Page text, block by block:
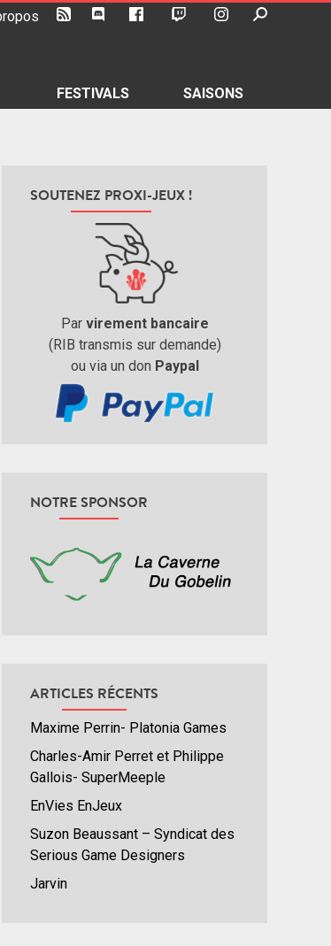
FESTIVALS SAISONS
SOUTENEZ PROXI-JEUX !
Par virement bancaire
(RIB transmis sur demande)
ou via un don Paypal
NOTRE SPONSOR
ARTICLES RÉCENTS
Maxime Perrin- Platonia Games
Charles-Amir Perret et Philippe
Gallois- SuperMeeple
EnVies EnJeux
Suzon Beaussant – Syndicat des
Serious Game Designers
Jarvin